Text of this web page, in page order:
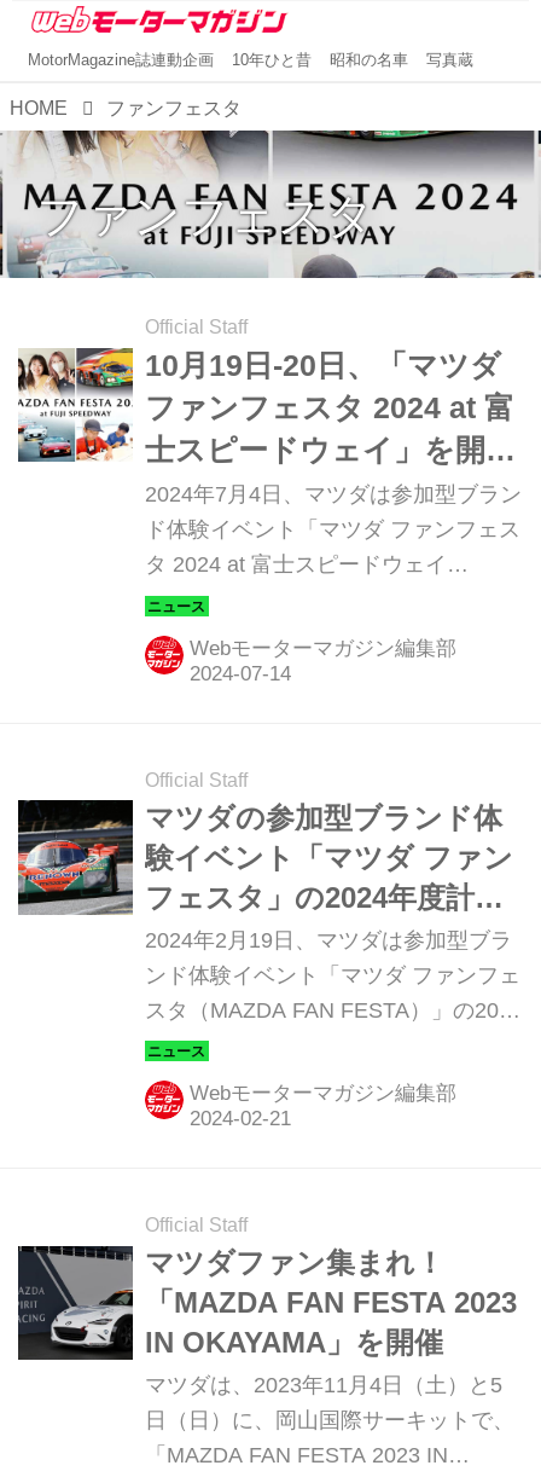
MotorMagazine誌連動企画 10年ひと昔 昭和の名車 写真蔵
HOME ファンフェスタ
ファンフェスタ
Official Staff
10月19日-20日、「マツダ
ファンフェスタ 2024 at 富
士スピードウェイ」を開
催、入場券の販売は8月1日
開始
2024年7月4日、マツダは参加型ブラン
ド体験イベント「マツダ ファンフェス
タ 2024 at 富士スピードウェイ
（MAZDA FAN FESTA 2024 at FUJI
SPEEDWAY）」を2024年10月19日
（土）と20日（日）の2日間にわたっ
詳細が明らかになった。
Webモーターマガジン編集部
Official Staff
マツダの参加型ブランド体
験イベント「マツダ ファン
フェスタ」の2024年度計画
を発表。787Bも走る！
2024年2月19日、マツダは参加型ブラ
ンド体験イベント「マツダ ファンフェ
スタ（MAZDA FAN FESTA）」の2024
年度計画を発表。スポーツランド
SUGOや富士スピードウェイなど、3
カ所での開催を予定している。
Webモーターマガジン編集部
Official Staff
マツダファン集まれ！
「MAZDA FAN FESTA 2023
IN OKAYAMA」を開催
マツダは、2023年11月4日（土）と5
日（日）に、岡山国際サーキットで、
「MAZDA FAN FESTA 2023 IN